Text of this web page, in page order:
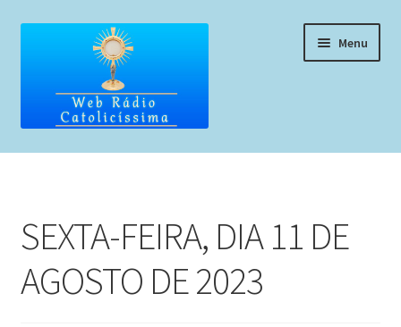
conteúdo
Menu
Home
Liturgia Diária
Horários de missas
SEXTA-FEIRA, DIA 11 DE
AGOSTO DE 2023